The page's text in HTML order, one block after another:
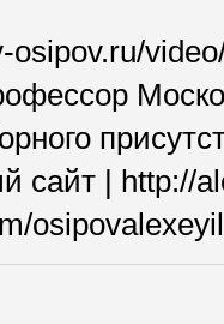
osipov.ru/
| http://